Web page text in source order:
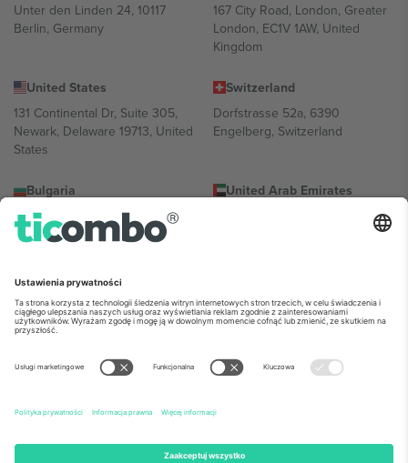
Unter den Linden 24, 10117
Berlin, Germany
167 City Road, London, Greater
London, EC1V 1AW, United
Kingdom
United States
131 Continental Dr, Suite 305,
Newark, Delaware 19713, United
States
Switzerland
Dorfstrasse 52a, 6390
Engelberg, Switzerland
Bulgaria
Regus Sofia City West, bul
Totleben 53-55, 1606 Sofia,
United Arab Emirates
UAE Dubai Silicon Oasis, DDP
Building A1, Office 302, Dubai,
Mexico
Av Chapultepec 360, Roma
Norte, Cuauhtémoc, 06700
Ciudad de México, CDMX,
Mexico
Podmiot prawny dostawcy platformy może się różnić w zależności
informacje, sprawdź stronę konkretnego wydarzenia, stopkę i